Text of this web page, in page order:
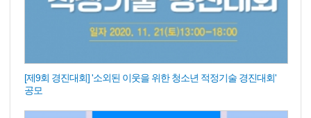
[제9회 경진대회] '소외된 이웃을 위한 청소년 적정기술 경진대회'
공모